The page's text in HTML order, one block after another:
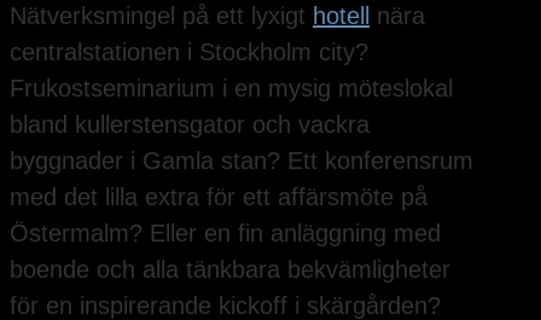
Nätverksmingel på ett lyxigt hotell
nära
centralstationen i Stockholm city?
Frukostseminarium i en mysig möteslokal
bland kullerstensgator och vackra
byggnader i Gamla stan? Ett konferensrum
med det lilla extra för ett affärsmöte på
Östermalm? Eller en fin anläggning med
boende och alla tänkbara bekvämligheter
för en inspirerande kickoff i skärgården?